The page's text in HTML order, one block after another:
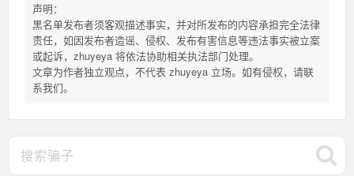
声明：
黑名单发布者须客观描述事实，并对所发布的内容承担完全法律
责任，如因发布者造谣、侵权、发布有害信息等违法事实被立案
或起诉，zhuyeya 将依法协助相关执法部门处理。
文章为作者独立观点，不代表 zhuyeya 立场。如有侵权，请联
系我们。